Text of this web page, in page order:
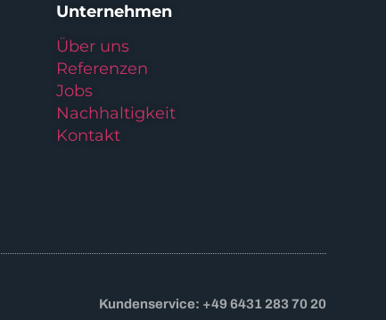
Unternehmen
Über uns
Referenzen
Jobs
Nachhaltigkeit
Kontakt
Kundenservice: +49 6431 283 70 20